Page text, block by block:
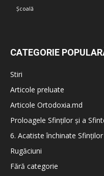
Școală
CATEGORIE
Stiri
Articole preluate
Articole Ortodoxia.md
Proloagele Sfinților și a
6. Acatiste închinate
Rugăciuni
Fără categorie